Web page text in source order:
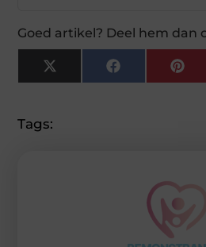
Goed artikel? Deel hem dan
X
(Twitter)
Facebook
Tags: